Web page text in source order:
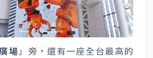
場」旁，還有一座全台最高的